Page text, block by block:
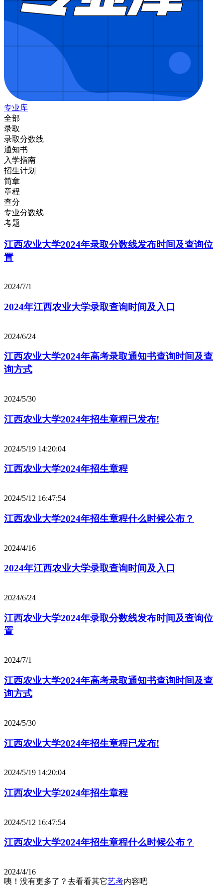
专业库
全部
录取
录取分数线
通知书
入学指南
招生计划
简章
章程
查分
专业分数线
考题
江西农业大学2024年录取分数线发布时间及查询位
置
2024/7/1
2024年江西农业大学录取查询时间及入口
2024/6/24
江西农业大学2024年高考录取通知书查询时间及查
询方式
2024/5/30
江西农业大学2024年招生章程已发布!
2024/5/19 14:20:04
江西农业大学2024年招生章程
2024/5/12 16:47:54
江西农业大学2024年招生章程什么时候公布？
2024/4/16
2024年江西农业大学录取查询时间及入口
2024/6/24
江西农业大学2024年录取分数线发布时间及查询位
置
2024/7/1
江西农业大学2024年高考录取通知书查询时间及查
询方式
2024/5/30
江西农业大学2024年招生章程已发布!
2024/5/19 14:20:04
江西农业大学2024年招生章程
2024/5/12 16:47:54
江西农业大学2024年招生章程什么时候公布？
2024/4/16
咦！没有更多了？去看看其它艺考内容吧